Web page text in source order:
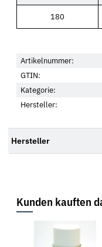
180
Artikelnummer:
GTIN:
Kategorie:
Hersteller:
Hersteller
Kunden kauften